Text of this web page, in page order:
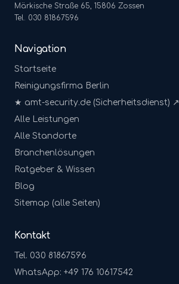
Märkische Straße 65, 15806 Zossen
Tel. 030 81867596
Navigation
Startseite
Reinigungsfirma Berlin
★ amt-security.de (Sicherheitsdienst) ↗
Alle Leistungen
Alle Standorte
Branchenlösungen
Ratgeber & Wissen
Blog
Sitemap (alle Seiten)
Kontakt
Tel. 030 81867596
WhatsApp: +49 176 10617542